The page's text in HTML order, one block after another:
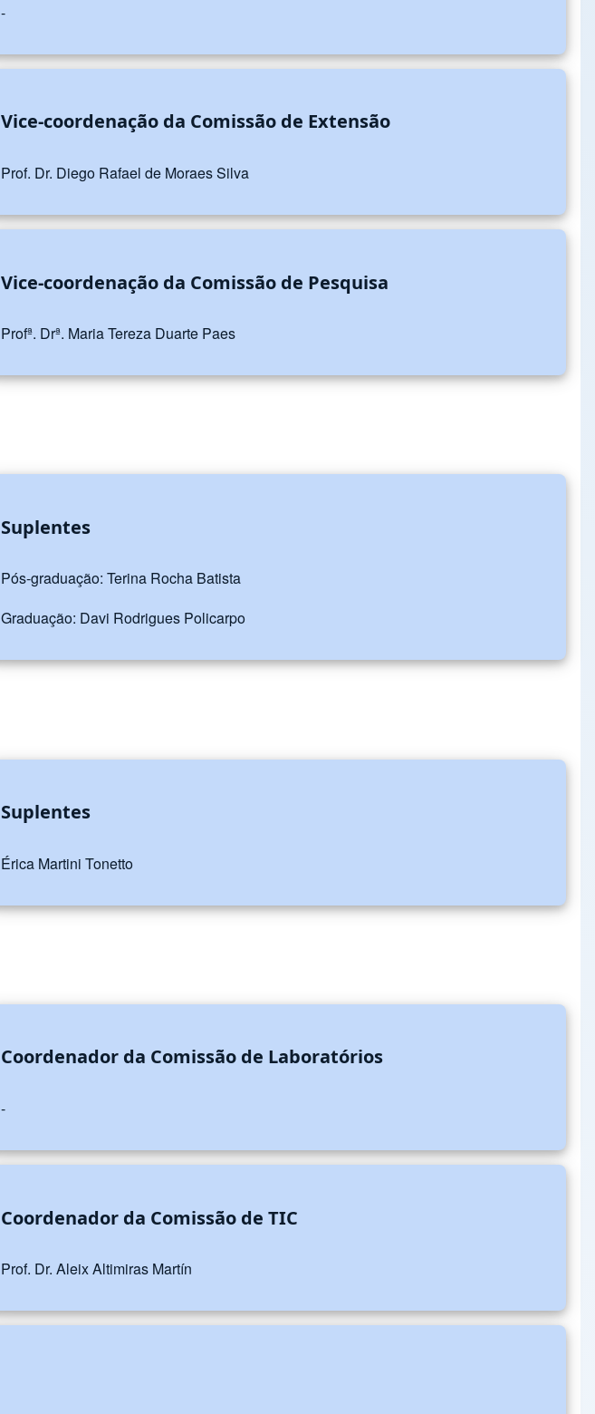
-
Vice-coordenação da Comissão de Extensão
Prof. Dr. Diego Rafael de Moraes Silva
Vice-coordenação da Comissão de Pesquisa
Profª. Drª. Maria Tereza Duarte Paes
Suplentes
Pós-graduação: Terina Rocha Batista
Graduação: Davi Rodrigues Policarpo
Suplentes
Érica Martini Tonetto
Coordenador da Comissão de Laboratórios
-
Coordenador da Comissão de TIC
Prof. Dr. Aleix Altimiras Martín